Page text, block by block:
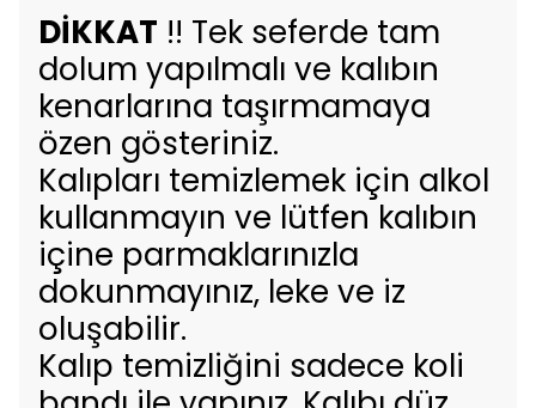
DİKKAT !! Tek seferde tam
dolum yapılmalı ve kalıbın
kenarlarına taşırmamaya
özen gösteriniz.
Kalıpları temizlemek için alkol
kullanmayın ve lütfen kalıbın
içine parmaklarınızla
dokunmayınız, leke ve iz
oluşabilir.
Kalıp temizliğini sadece koli